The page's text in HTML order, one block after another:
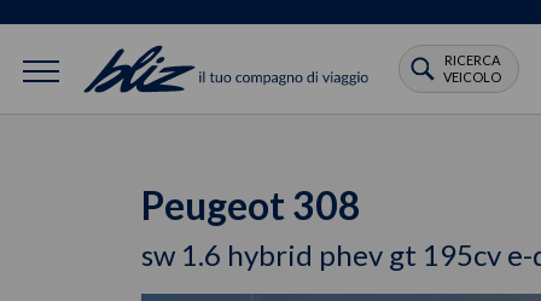
RICERCA
VEICOLO
Peugeot 308
sw 1.6 hybrid phev gt 195cv e-